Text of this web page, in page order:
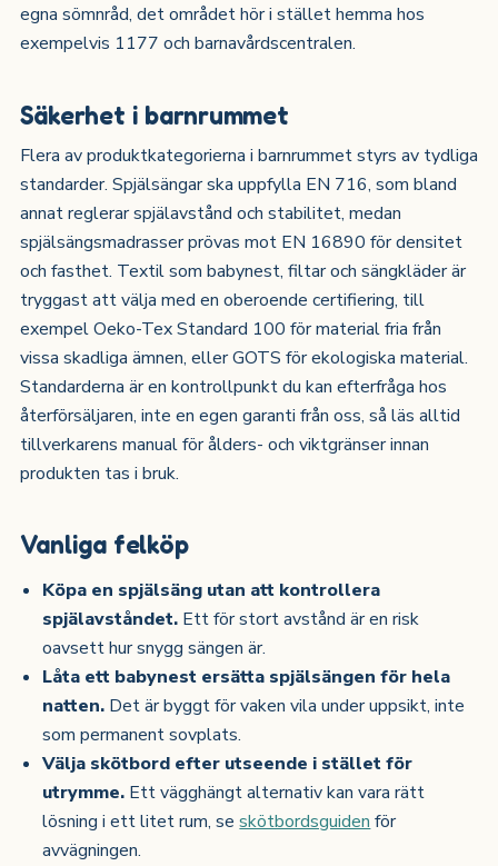
egna sömnråd, det området hör i stället hemma hos
exempelvis 1177 och barnavårdscentralen.
Säkerhet i barnrummet
Flera av produktkategorierna i barnrummet styrs av tydliga
standarder. Spjälsängar ska uppfylla EN 716, som bland
annat reglerar spjälavstånd och stabilitet, medan
spjälsängsmadrasser prövas mot EN 16890 för densitet
och fasthet. Textil som babynest, filtar och sängkläder är
tryggast att välja med en oberoende certifiering, till
exempel Oeko-Tex Standard 100 för material fria från
vissa skadliga ämnen, eller GOTS för ekologiska material.
Standarderna är en kontrollpunkt du kan efterfråga hos
återförsäljaren, inte en egen garanti från oss, så läs alltid
tillverkarens manual för ålders- och viktgränser innan
produkten tas i bruk.
Vanliga felköp
Köpa en spjälsäng utan att kontrollera
spjälavståndet. Ett för stort avstånd är en risk
oavsett hur snygg sängen är.
Låta ett babynest ersätta spjälsängen för hela
natten. Det är byggt för vaken vila under uppsikt, inte
som permanent sovplats.
Välja skötbord efter utseende i stället för
utrymme. Ett vägghängt alternativ kan vara rätt
lösning i ett litet rum, seskötbordsguiden för
avvägningen.